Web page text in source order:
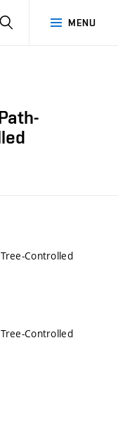
MENU
Controlled
Controlled